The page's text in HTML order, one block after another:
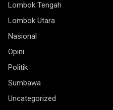
Lombok Tengah
Lombok Utara
Nasional
Opini
Politik
Sumbawa
Uncategorized